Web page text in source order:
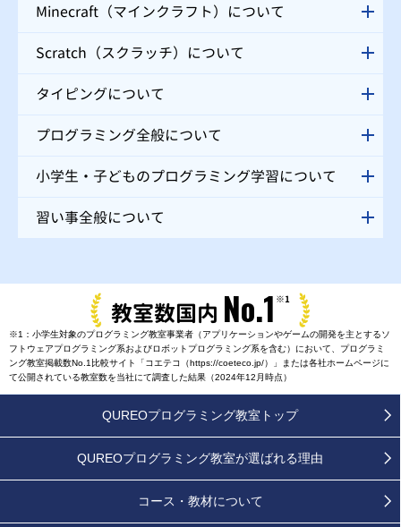
Minecraft（マインクラフト）について
Scratch（スクラッチ）について
タイピングについて
プログラミング全般について
小学生・子どものプログラミング学習について
習い事全般について
教室数国内 No.1 ※1
※1：小学生対象のプログラミング教室事業者（アプリケーションやゲームの開発を主とするソ
フトウェアプログラミング系およびロボットプログラミング系を含む）において、プログラミ
ング教室掲載数No.1比較サイト「コエテコ（https://coeteco.jp/）」または各社ホームページに
て公開されている教室数を当社にて調査した結果（2024年12月時点）
QUREOプログラミング教室トップ
QUREOプログラミング教室が選ばれる理由
コース・教材について